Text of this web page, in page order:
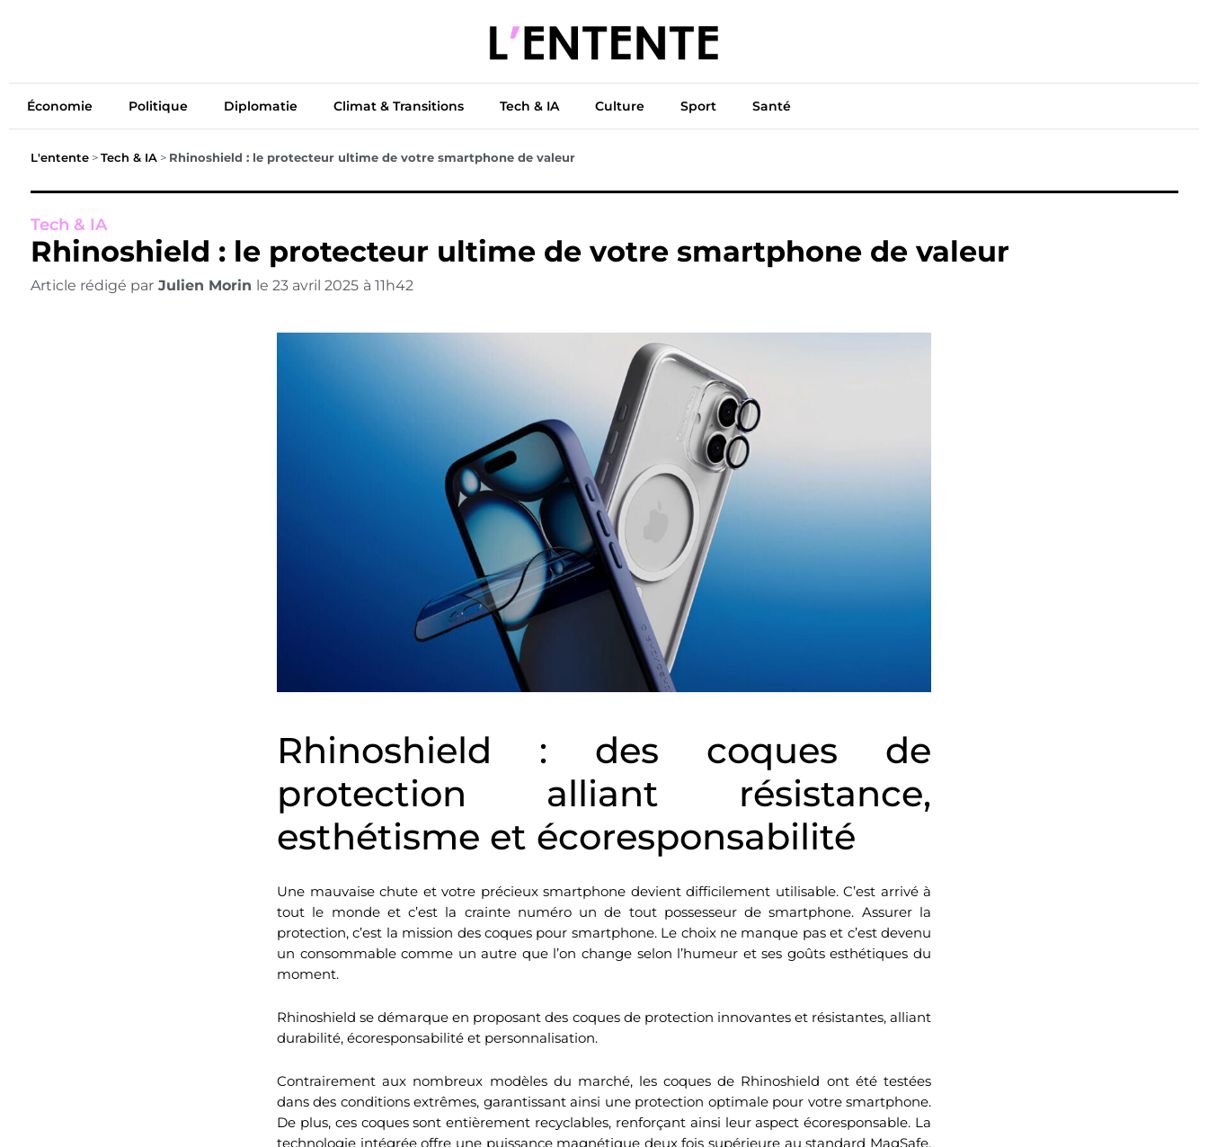
Diplomatie Climat & Transitions Tech & IA
Économie Politique Diplomatie Climat & Transitions Tech & IA Culture Sport Santé
L'entente> Tech & IA> Rhinoshield : le protecteur ultime de votre smartphone de valeur
Tech & IA
Rhinoshield : le protecteur ultime de votre smartphone de valeur
Article rédigé par Julien Morin le 23 avril 2025 à 11h42
Rhinoshield : des coques de
protection alliant résistance,
esthétisme et écoresponsabilité
Une mauvaise chute et votre précieux smartphone devient difficilement utilisable. C’est arrivé à
tout le monde et c’est la crainte numéro un de tout possesseur de smartphone. Assurer la
protection, c’est la mission des coques pour smartphone. Le choix ne manque pas et c’est devenu
un consommable comme un autre que l’on change selon l’humeur et ses goûts esthétiques du
moment.
Rhinoshield se démarque en proposant des coques de protection innovantes et résistantes, alliant
durabilité, écoresponsabilité et personnalisation.
Contrairement aux nombreux modèles du marché, les coques de Rhinoshield ont été testées
dans des conditions extrêmes, garantissant ainsi une protection optimale pour votre smartphone.
De plus, ces coques sont entièrement recyclables, renforçant ainsi leur aspect écoresponsable. La
technologie intégrée offre une puissance magnétique deux fois supérieure au standard MagSafe,